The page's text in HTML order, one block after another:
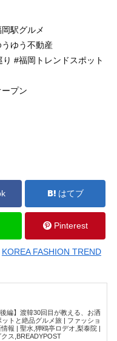
駅グルメ
ゆう不動産
#福岡トレンドスポット
プン
はてブ
Pinterest
KOREA FASHION TREND
編】渡韓30回目が教える、お洒
トと絶品グルメ旅 | ファッショ
報 | 聖水,狎鴎亭ロデオ,梨泰院 |
ス,BREADYPOST